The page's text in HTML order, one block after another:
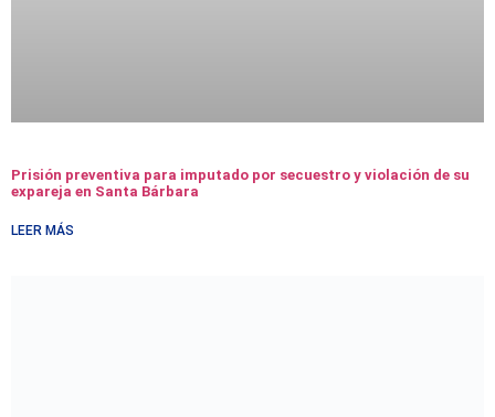
Prisión preventiva para imputado por secuestro y violación de su
expareja en Santa Bárbara
LEER MÁS